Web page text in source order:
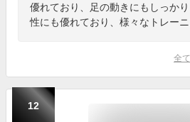
優れており、足の動きにもしっか
性にも優れており、様々なトレーニ
全
12